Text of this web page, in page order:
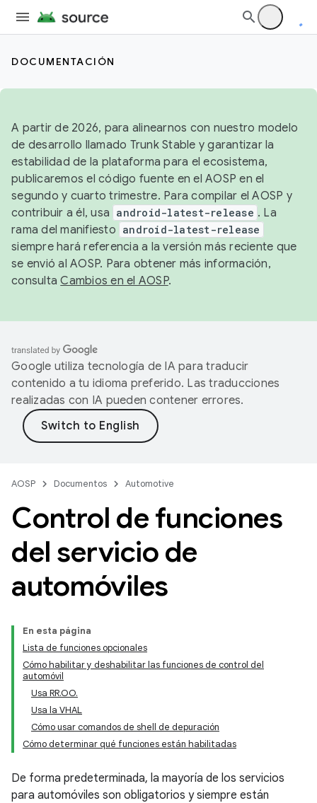
DOCUMENTACIÓN
A partir de 2026, para alinearnos con nuestro modelo
de desarrollo llamado Trunk Stable y garantizar la
estabilidad de la plataforma para el ecosistema,
publicaremos el código fuente en el AOSP en el
segundo y cuarto trimestre. Para compilar el AOSP y
contribuir a él, usa android-latest-release . La
rama del manifiesto android-latest-release
siempre hará referencia a la versión más reciente que
se envió al AOSP. Para obtener más información,
consultaCambios en el AOSP.
Google utiliza tecnología de IA para traducir
contenido a tu idioma preferido. Las traducciones
realizadas con IA pueden contener errores.
AOSP Documentos Automotive
Control de funciones
del servicio de
automóviles
En esta página
Lista de funciones opcionales
Cómo habilitar y deshabilitar las funciones de control del
automóvil
Usa RR.OO.
Usa la VHAL
Cómo usar comandos de shell de depuración
Cómo determinar qué funciones están habilitadas
De forma predeterminada, la mayoría de los servicios
para automóviles son obligatorios y siempre están